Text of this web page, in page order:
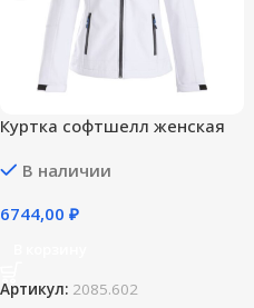
Куртка софтшелл женская
В наличии
6744,00 ₽
Артикул: 2085.602